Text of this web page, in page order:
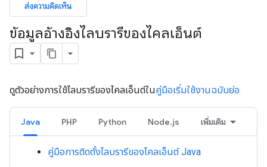
ส่งความคิดเห็น
ข้อมูลอ้างอิงไลบรารีของไคลเอ็นต์
ดูตัวอย่างการใช้ไลบรารีของไคลเอ็นต์ในคู่มือเริ่มใช้งานฉบับย่อ
Java PHP Python Node.js เพิ่มเติม
คู่มือการติดตั้งไลบรารีของไคลเอ็นต์ Java